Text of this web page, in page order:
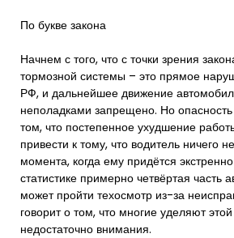
По букве закона
Начнем с того, что с точки зрения
тормозной системы – это прямое
РФ, и дальнейшее движение
неполадками запрещено. Но
том, что постепенное ухудшение
привести к тому, что водитель ничего
момента, когда ему придётся
статистике примерно четвёртая часть
может пройти техосмотр из-за
говорит о том, что многие уделяют
недостаточно внимания.